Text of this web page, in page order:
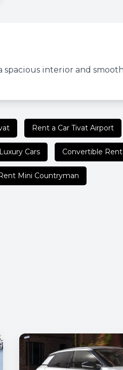
spacious interior and
Rent a Car Tivat Airport
Luxury Cars Convertible
Mini Countryman